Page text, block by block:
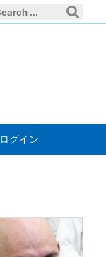
ログイン